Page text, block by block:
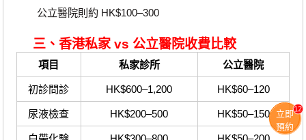
公立醫院則約 HK$100–300
三、香港私家 vs 公立醫院收費比較
項目 私家診所 公立醫院
初診問診 HK$600–1,200 HK$60–120
尿液檢查 HK$200–500 HK$50–150
立即
預約
12